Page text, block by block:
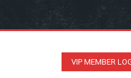
VIP MEMBER